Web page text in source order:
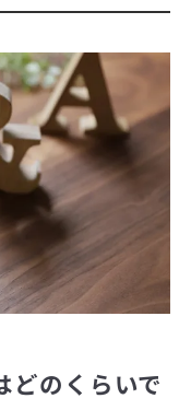
どのくらいで